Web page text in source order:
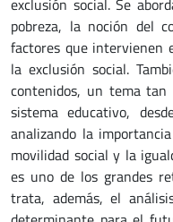
exclusión social. Se
pobreza, la noción del
factores que intervienen
la exclusión social.
contenidos, un tema
sistema educativo,
analizando la
movilidad social y la
es uno de los grandes
trata, además, el